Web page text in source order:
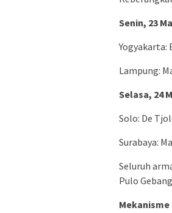
Senin, 23
Yogyakarta:
Lampung:
Selasa, 24
Solo: De
Surabaya:
Seluruh
Pulo